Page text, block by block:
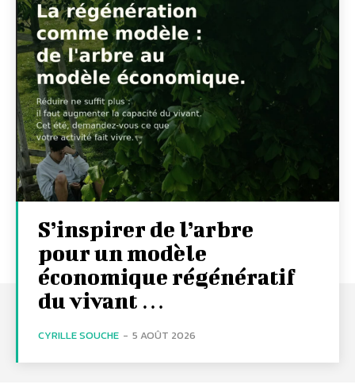
S’inspirer de l’arbre
pour un modèle
économique régénératif
du vivant …
CYRILLE SOUCHE - 5 AOÛT 2026